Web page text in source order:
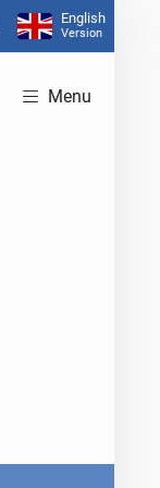
English
Version
Menu